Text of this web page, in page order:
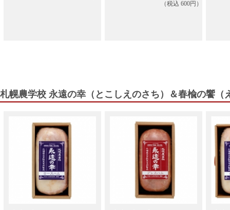
（税込 600円）
札幌農学校 永遠の幸（とこしえのさち）＆春楡の饗（